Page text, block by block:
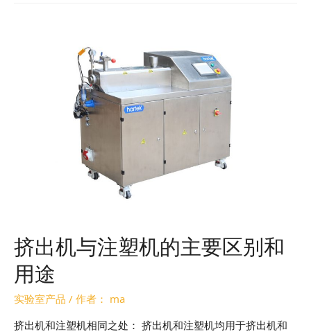
挤出机与注塑机的主要区别和
用途
实验室产品 / 作者： ma
挤出机和注塑机相同之处： 挤出机和注塑机均用于挤出机和